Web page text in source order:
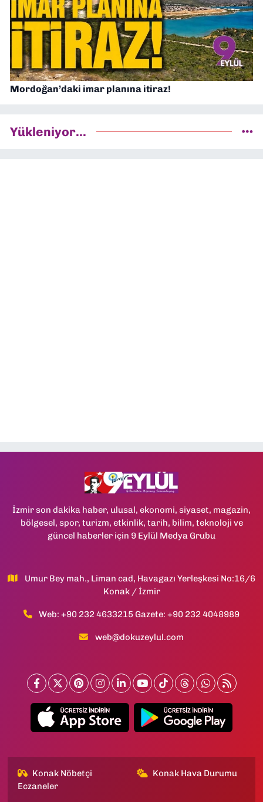
Mordoğan’daki imar planına itiraz!
Yükleniyor...
İzmir son dakika haber, ulusal, ekonomi, siyaset, magazin,
bölgesel, spor, turizm, etkinlik, tarih, bilim, teknoloji ve
güncel haberler için 9 Eylül Medya Grubu
Umur Bey mah., Liman cad, Havagazı Yerleşkesi No:16/6
Konak / İzmir
Web: +90 232 4633215 Gazete: +90 232 4048989
web@dokuzeylul.com
Konak Nöbetçi
Eczaneler
Konak Hava Durumu